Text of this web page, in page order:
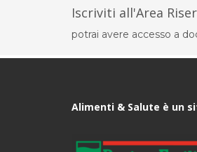
Iscriviti all'Area
potrai avere accesso a
Alimenti & Salute è un